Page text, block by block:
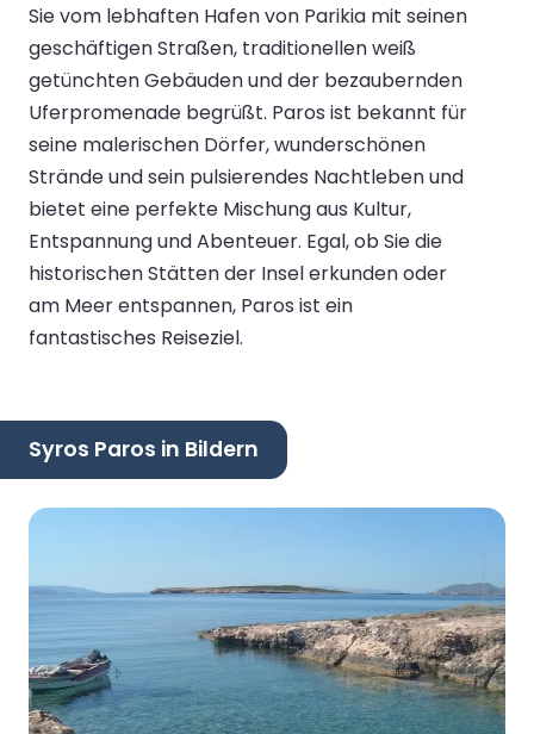
Sie vom lebhaften Hafen von Parikia mit seinen
geschäftigen Straßen, traditionellen weiß
getünchten Gebäuden und der bezaubernden
Uferpromenade begrüßt. Paros ist bekannt für
seine malerischen Dörfer, wunderschönen
Strände und sein pulsierendes Nachtleben und
bietet eine perfekte Mischung aus Kultur,
Entspannung und Abenteuer. Egal, ob Sie die
historischen Stätten der Insel erkunden oder
am Meer entspannen, Paros ist ein
fantastisches Reiseziel.
Syros Paros in Bildern